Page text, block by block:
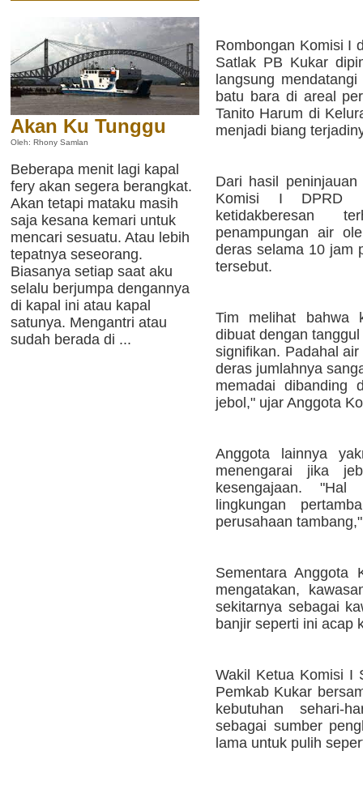
Akan Ku Tunggu
Oleh: Rhony Samlan
Beberapa menit lagi kapal
fery akan segera berangkat.
Akan tetapi mataku masih
saja kesana kemari untuk
mencari sesuatu. Atau lebih
tepatnya seseorang.
Biasanya setiap saat aku
selalu berjumpa dengannya
di kapal ini atau kapal
satunya. Mengantri atau
sudah berada di ...
Rombongan Komisi I
Satlak PB Kukar
langsung
batu bara di areal
Tanito Harum di
menjadi biang
Dari hasil
Komisi I DPRD
ketidakberesan
penampungan air
deras selama 10 jam
tersebut.
Tim melihat bahwa
dibuat dengan
signifikan. Padahal
deras jumlahnya
memadai dibanding
jebol," ujar Anggota
Anggota lainnya
menengarai jika
kesengajaan.
lingkungan
perusahaan
Sementara Anggota
mengatakan,
sekitarnya sebagai
banjir seperti ini acap
Wakil Ketua Komisi I
Pemkab Kukar
kebutuhan sehari-
sebagai sumber
lama untuk pulih